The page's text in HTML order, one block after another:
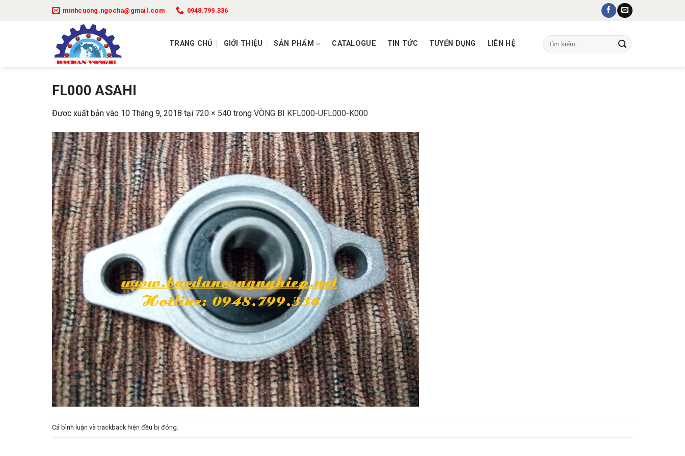
minhcuong.ngocha@gmail.com 0948.799.336
TRANG CHỦ GIỚI THIỆU SẢN PHẨM CATALOGUE TIN TỨC TUYỂN DỤNG LIÊN HỆ
Tìm
kiếm:
FL000 ASAHI
Được xuất bản vào 10 Tháng 9, 2018 tại 720 × 540 trong VÒNG BI KFL000-UFL000-K000
Cả bình luận và trackback hiện đều bị đóng.